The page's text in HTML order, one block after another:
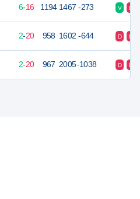
6-16 1194 1467 -273 V D
2-20 958 1602 -644 D D
2-20 967 2005-1038 D D